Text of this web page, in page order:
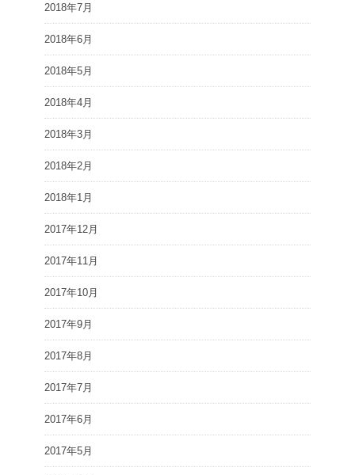
2018年7月
2018年6月
2018年5月
2018年4月
2018年3月
2018年2月
2018年1月
2017年12月
2017年11月
2017年10月
2017年9月
2017年8月
2017年7月
2017年6月
2017年5月